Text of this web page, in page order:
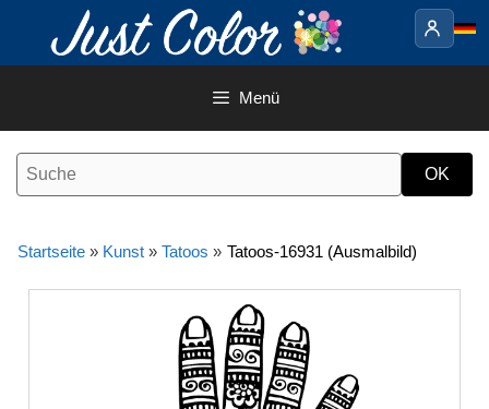
Inhalt
Menü
Startseite » Kunst » Tatoos » Tatoos-16931 (Ausmalbild)